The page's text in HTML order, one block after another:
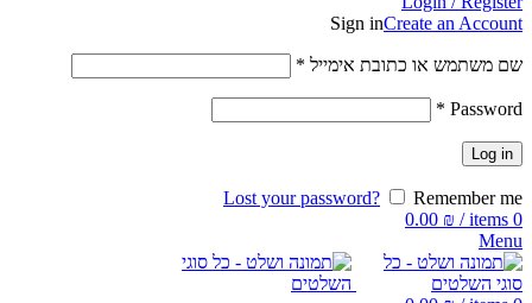
Sign inCreate an Account
שם משתמש או כתובת אימייל *
Password
*
Log in
Lost your password?
Remember me
0
items
/
0.00 ₪
Menu